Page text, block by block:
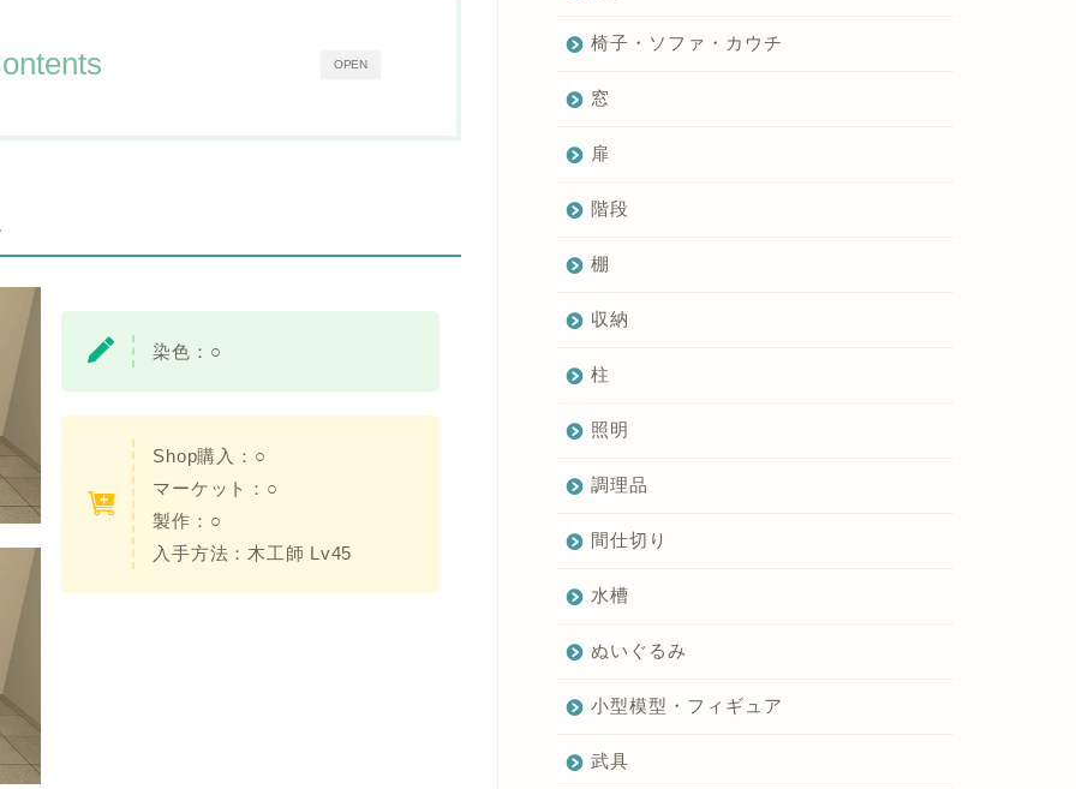
OPEN
染色：○
Shop購入：○
マーケット：○
製作：○
入手方法：木工師 Lv45
椅子・ソファ・カウチ
窓
扉
階段
棚
収納
柱
照明
調理品
間仕切り
水槽
ぬいぐるみ
小型模型・フィギュア
武具